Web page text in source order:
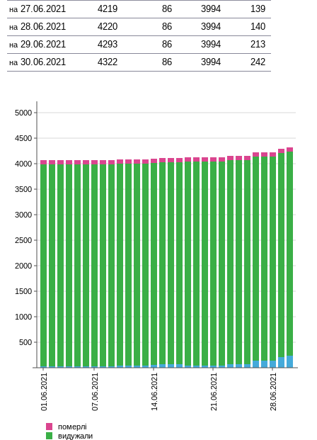
на 27.06.2021 4219 86 3994 139
на 28.06.2021 4220 86 3994 140
на 29.06.2021 4293 86 3994 213
на 30.06.2021 4322 86 3994 242
померлі
видужали
хворіють
Всього
01.06.2021 07.06.2021 14.06.2021 21.06.2021 28.06.2021
500
1000
1500
2000
2500
3000
3500
4000
4500
5000
померлі
видужали